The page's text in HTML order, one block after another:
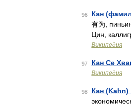
96 Кан
有为,
Цин,
Википедия
97 Кан Се
Википедия
98 Кан